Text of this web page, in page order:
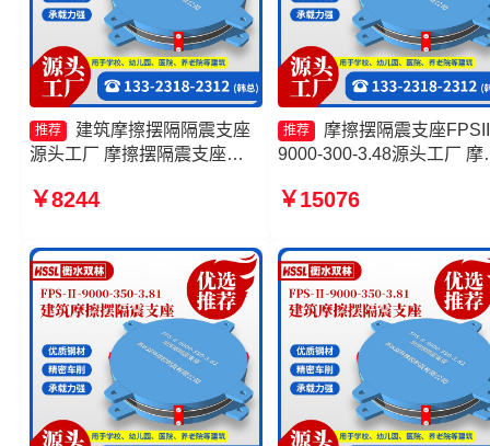
推荐
建筑摩擦摆隔隔震支座
源头工厂 摩擦摆隔震支座
厂 摩擦摆球型减隔震支座生产
￥8244
推荐
摩擦摆隔震支座
9000-300-3.48源头工厂 摩
源头工厂 建筑摩擦摆隔震
FPSII-8000-350-3.81生产
家
￥15076